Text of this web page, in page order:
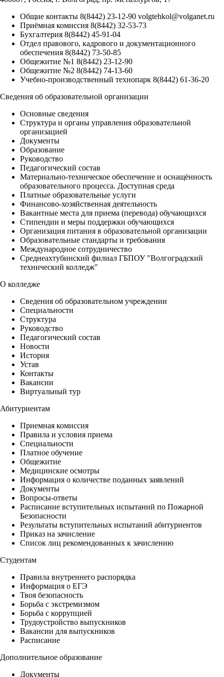
Общие контакты 8(8442) 23-12-90 volgtehkol@volganet.ru
Приёмная комиссия 8(8442) 32-53-73
Бухгалтерия 8(8442) 45-91-04
Отдел правового, кадрового и документационного
обеспечения 8(8442) 73-50-85
Общежитие №1 8(8442) 23-12-90
Общежитие №2 8(8442) 74-13-60
Учебно-производственный технопарк 8(8442) 61-36-20
Сведения об образовательной организации
Основные сведения
Структура и органы управления образовательной
организацией
Документы
Образование
Руководство
Педагогический состав
Материально-техническое обеспечение и оснащённость
образовательного процесса. Доступная среда
Платные образовательные услуги
Финансово-хозяйственная деятельность
Вакантные места для приема (перевода) обучающихся
Стипендии и меры поддержки обучающихся
Организация питания в образовательной организации
Образовательные стандарты и требования
Международное сотрудничество
Среднеахтубинский филиал ГБПОУ "Волгоградский
технический колледж"
О колледже
Сведения об образовательном учреждении
Специальности
Структура
Руководство
Педагогический состав
Новости
История
Устав
Контакты
Вакансии
Виртуальный тур
Абитуриентам
Приемная комиссия
Правила и условия приема
Специальности
Платное обучение
Общежитие
Медицинские осмотры
Информация о количестве поданных заявлений
Документы
Вопросы-ответы
Расписание вступительных испытаний по Пожарной
Безопасности
Результаты вступительных испытаний абитуриентов
Приказ на зачисление
Список лиц рекомендованных к зачислению
Студентам
Правила внутреннего распорядка
Информация о ЕГЭ
Твоя безопасность
Борьба с экстремизмом
Борьба с коррупцией
Трудоустройство выпускников
Вакансии для выпускников
Расписание
Дополнительное образование
Документы